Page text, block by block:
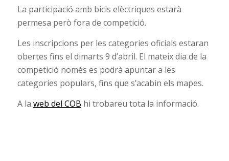
La participació amb bicis elèctriques estarà
permesa però fora de competició.
Les inscripcions per les categories oficials estaran
obertes fins el dimarts 9 d’abril. El mateix dia de la
competició només es podrà apuntar a les
categories populars, fins que s’acabin els mapes.
A la web del COB hi trobareu tota la informació.